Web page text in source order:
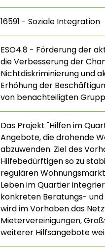
16591 - Soziale Integration
ESO4.8 - Förderung der
die Verbesserung der
Nichtdiskriminierung und
Erhöhung der
von benachteiligten
Das Projekt "Hilfen im
Angebote, die drohende
abzuwenden. Ziel des
Hilfebedürftigen so zu
regulären
Leben im Quartier
konkreten Beratungs-
wird im Vorhaben das
Mietervereinigungen,
weiterer Hilfsangebote